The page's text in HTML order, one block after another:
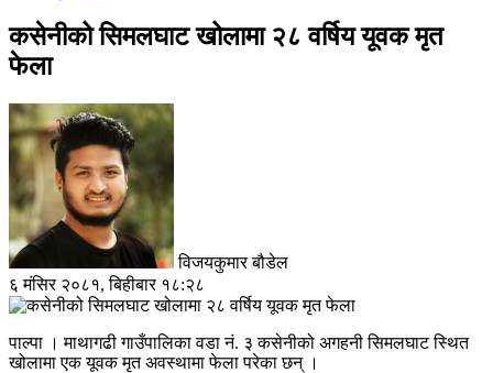
कसेनीको सिमलघाट खोलामा २८ वर्षिय यूवक मृत
फेला
विजयकुमार बौडेल
६ मंसिर २०८१, बिहीबार १८:२८
पाल्पा । माथागढी गाउँपालिका वडा नं. ३ कसेनीको अगहनी सिमलघाट स्थित
खोलामा एक यूवक मृत अवस्थामा फेला परेका छन् ।